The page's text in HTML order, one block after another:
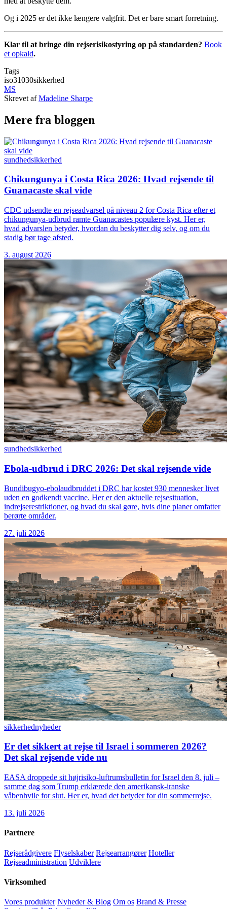
Og i 2025 er det ikke længere valgfrit. Det er bare smart forretning.
Klar til at bringe din rejserisikostyring op på standarden? Book
et opkald.
Tags
iso31030sikkerhed
MS
Skrevet af Madeline Sharpe
Mere fra bloggen
sundhedsikkerhed
Chikungunya i Costa Rica 2026: Hvad rejsende til
Guanacaste skal vide
CDC udsendte en rejseadvarsel på niveau 2 for Costa Rica efter et
chikungunya-udbrud ramte Guanacastes populære kyst. Her er,
hvad advarslen betyder, hvordan du beskytter dig selv, og om du
stadig bør tage afsted.
3. august 2026
sundhedsikkerhed
Ebola-udbrud i DRC 2026: Det skal rejsende vide
Bundibugyo-ebolaudbruddet i DRC har kostet 930 mennesker livet
uden en godkendt vaccine. Her er den aktuelle rejsesituation,
indrejserestriktioner, og hvad du skal gøre, hvis dine planer omfatter
berørte områder.
27. juli 2026
sikkerhednyheder
Er det sikkert at rejse til Israel i sommeren 2026?
Det skal rejsende vide nu
EASA droppede sit højrisiko-luftrumsbulletin for Israel den 8. juli –
samme dag som Trump erklærede den amerikansk-iranske
våbenhvile for slut. Her er, hvad det betyder for din sommerrejse.
13. juli 2026
Partnere
Rejserådgivere Flyselskaber Rejsearrangører Hoteller
Rejseadministration Udviklere
Virksomhed
Vores produkter Nyheder & Blog Om os Brand & Presse